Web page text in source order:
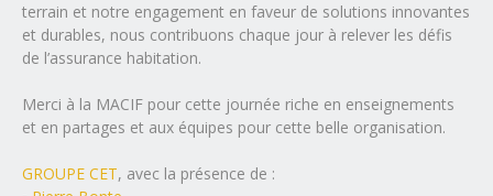
terrain et notre engagement en faveur de solutions innovantes
et durables, nous contribuons chaque jour à relever les défis
de l’assurance habitation.
Merci à la MACIF pour cette journée riche en enseignements
et en partages et aux équipes pour cette belle organisation.
GROUPE CET, avec la présence de :